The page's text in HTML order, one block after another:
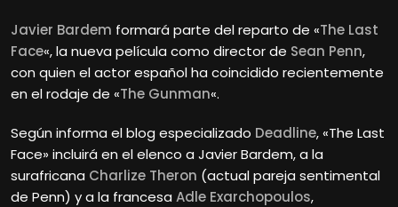
Javier Bardem formará parte del reparto de «The Last
Face«, la nueva película como director de Sean Penn,
con quien el actor español ha coincidido recientemente
en el rodaje de «The Gunman«.
Según informa el blog especializado Deadline, «The Last
Face» incluirá en el elenco a Javier Bardem, a la
surafricana Charlize Theron (actual pareja sentimental
de Penn) y a la francesa Adle Exarchopoulos,